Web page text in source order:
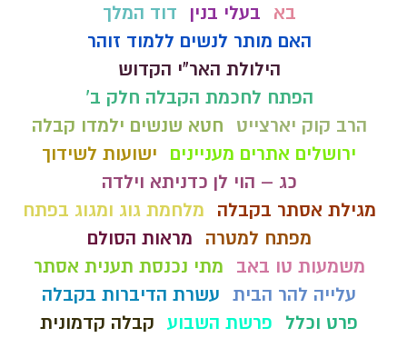
בא בעלי בנין
דוד המלך
האם מותר לנשים ללמוד זוהר
הילולת האר"י הקדוש
הפתח לחכמת הקבלה חלק ב'
הרב קוק יארצייט
חטא שנשים ילמדו קבלה
ירושלים אתרים מעניינים
ישועות לשידוך
כג – הוי לן כדניתא וילדה
מגילת אסתר בקבלה
מלחמת גוג ומגוג בפתח
מפתח למטרה
מראות הסולם
משמעות טו באב
מתי נכנסת תענית אסתר
עלייה להר הבית עשרת הדיברות בקבלה
פרט וכלל
פרשת השבוע קבלה קדמונית